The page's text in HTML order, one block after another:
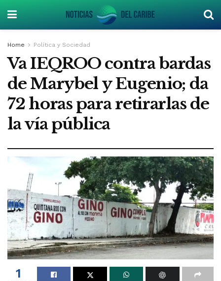
Home Política y Sociedad
Va IEQROO contra bardas
de Marybel y Eugenio; da
72 horas para retirarlas de
la vía pública
1